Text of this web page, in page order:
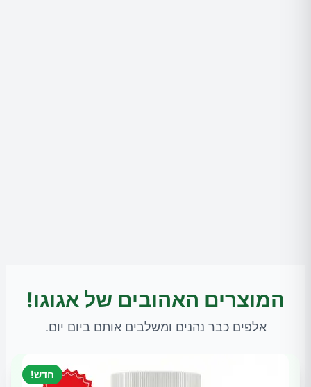
המוצרים האהובים של אגוגו!
אלפים כבר נהנים ומשלבים אותם ביום יום.
חדש!